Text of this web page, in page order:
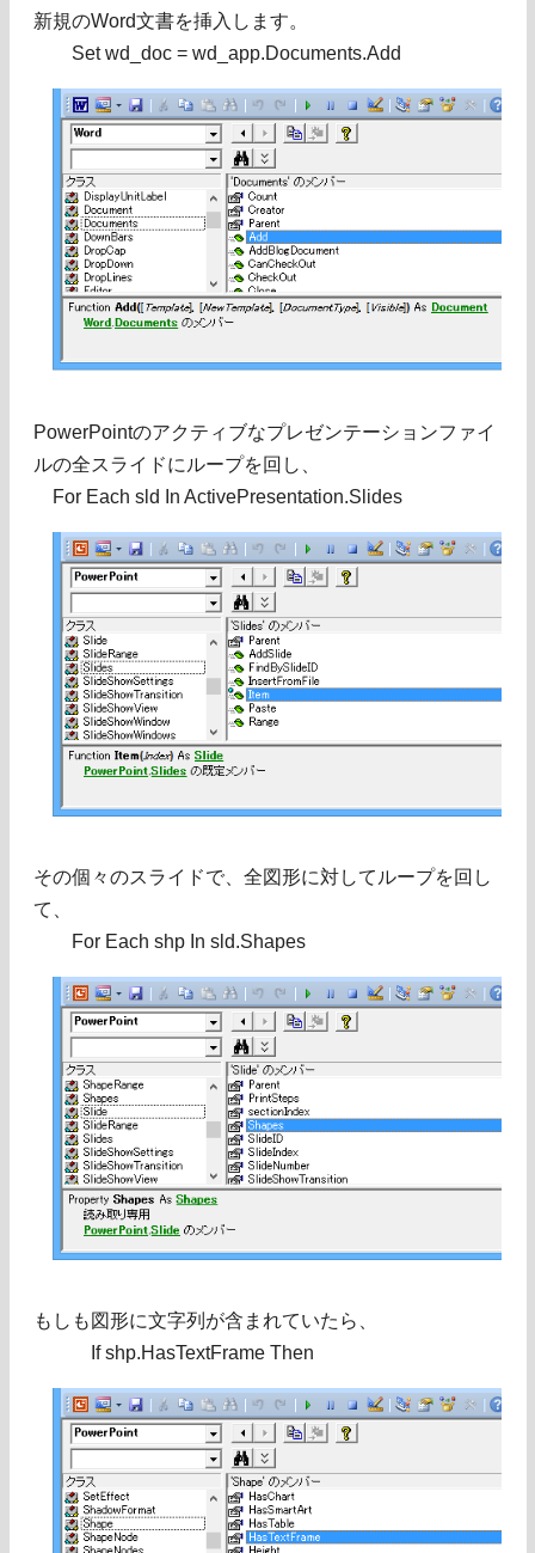
新規のWord文書を挿入します。
Set wd_doc = wd_app.Documents.Add
PowerPointのアクティブなプレゼンテーションファイ
ルの全スライドにループを回し、
For Each sld In ActivePresentation.Slides
その個々のスライドで、全図形に対してループを回し
て、
For Each shp In sld.Shapes
もしも図形に文字列が含まれていたら、
If shp.HasTextFrame Then